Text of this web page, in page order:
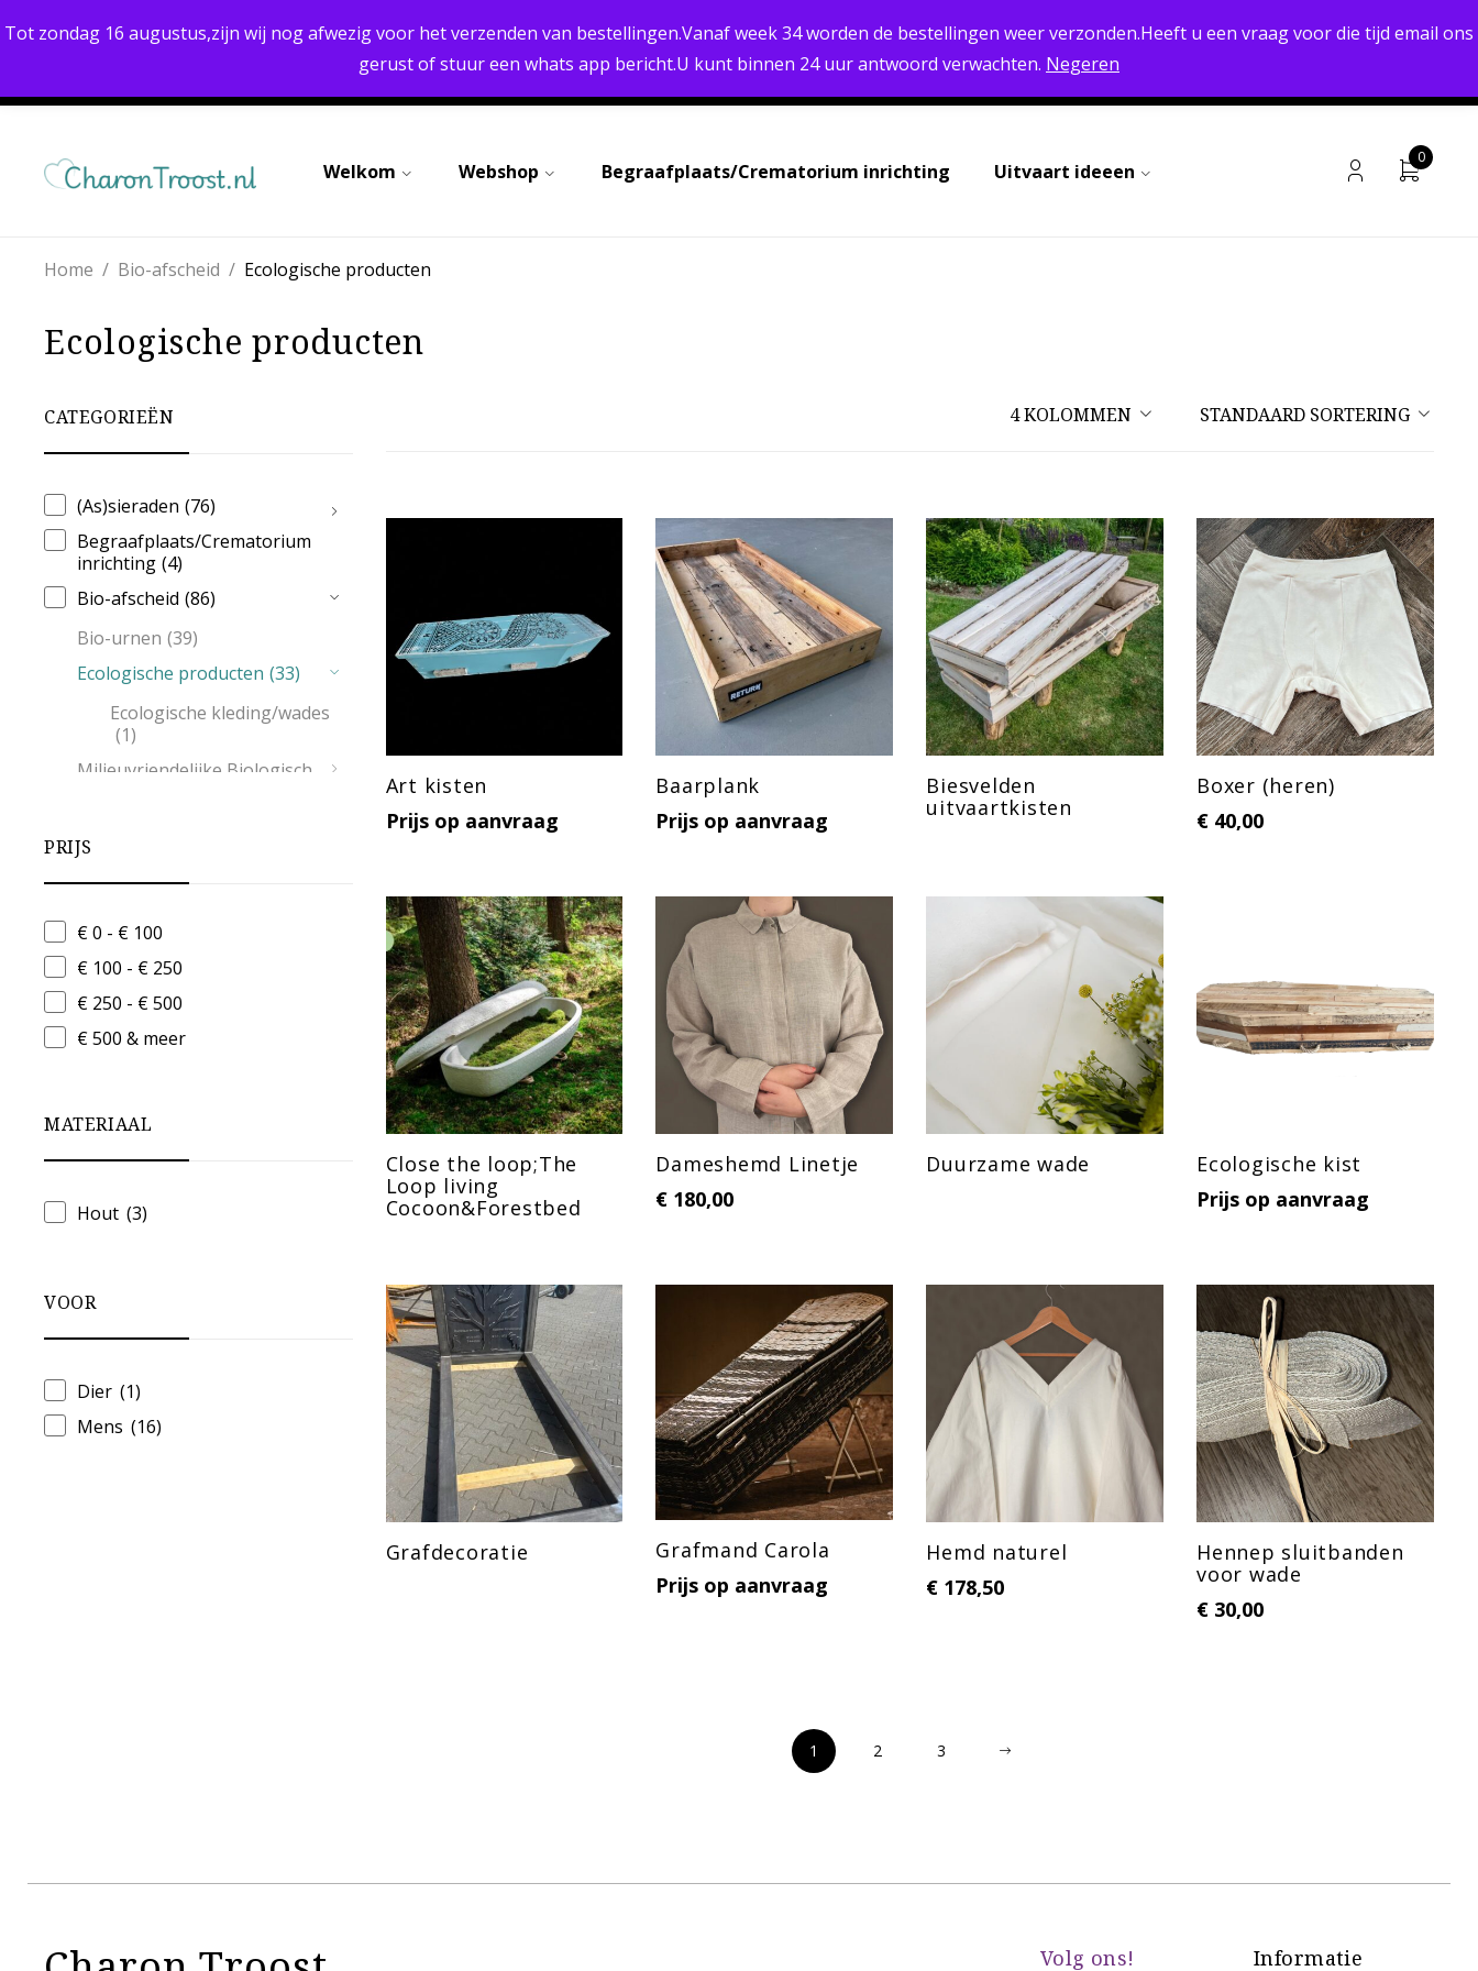
Tot zondag 16 augustus,zijn wij nog afwezig voor het verzenden van bestellingen.Vanaf week 34 worden de bestellingen weer verzonden.Heeft u een vraag voor die tijd email ons
gerust of stuur een whats app bericht.U kunt binnen 24 uur antwoord verwachten. Negeren
UITSTEKENDE KWALITEIT PERSOONLIJK ADVIES BREED ASSORTIMENT
RETOURNEREN MOGELIJK
SNELLE LEVERING
Welkom Webshop Begraafplaats/Crematorium inrichting Uitvaart ideeen
0
Ecologische producten
Home / Bio-afscheid / Ecologische producten
CATEGORIEËN
(As)sieraden (76)
Begraafplaats/Crematorium
inrichting (4)
Bio-afscheid (86)
Bio-urnen (39)
Ecologische producten (33)
Ecologische kleding/wades
(1)
Milieuvriendelijke Biologisch
(25)
Dieren urnen en
gedenkartikelen
Gedenkartikelen
Kisten&Baarplanken
Woods&steel memorials
PRIJS
€ 0 - € 100
€ 100 - € 250
€ 250 - € 500
€ 500 & meer
MATERIAAL
Hout (3)
VOOR
Dier (1)
Mens (16)
4 KOLOMMEN STANDAARD SORTERING
Art kisten
Prijs op aanvraag
Baarplank
Prijs op aanvraag
Biesvelden
uitvaartkisten
Boxer (heren)
€ 40,00
Close the loop;The
Loop living
Cocoon&Forestbed
Dameshemd Linetje
€ 180,00
Duurzame wade
Ecologische kist
Prijs op aanvraag
Grafdecoratie
Grafmand Carola
Prijs op aanvraag
Hemd naturel
€ 178,50
Hennep sluitbanden
voor wade
€ 30,00
1 2 3
Volg ons! Informatie